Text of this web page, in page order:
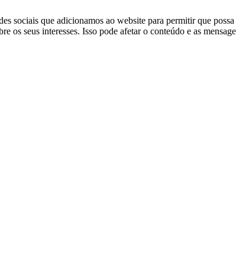
sociais que adicionamos ao website para permitir que
os seus interesses. Isso pode afetar o conteúdo e as